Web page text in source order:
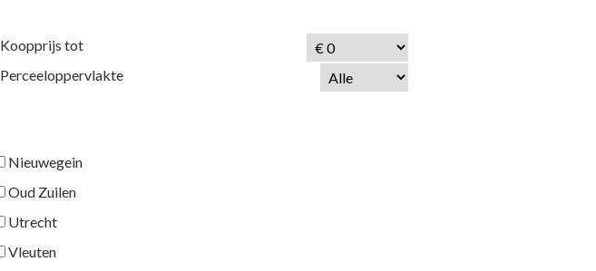
Koopprijs tot
Perceeloppervlakte
Nieuwegein
Oud Zuilen
Utrecht
Vleuten